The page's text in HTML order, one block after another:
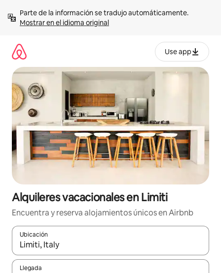
contenidoMostrar en el idioma original
Use app
Alquileres vacacionales en Limiti
Encuentra y reserva alojamientos únicos en Airbnb
Ubicación
Cuando los resultados estén disponibles, navega con las
Llegada